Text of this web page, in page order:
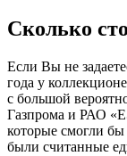
Сколько
Если Вы не
года у
с большой
Газпрома и РАО
которые смогли бы
были считанные